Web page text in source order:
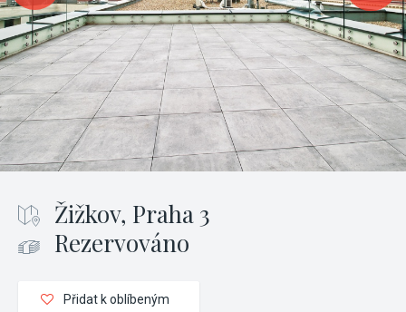
Žižkov, Praha 3
Rezervováno
Přidat k oblíbeným